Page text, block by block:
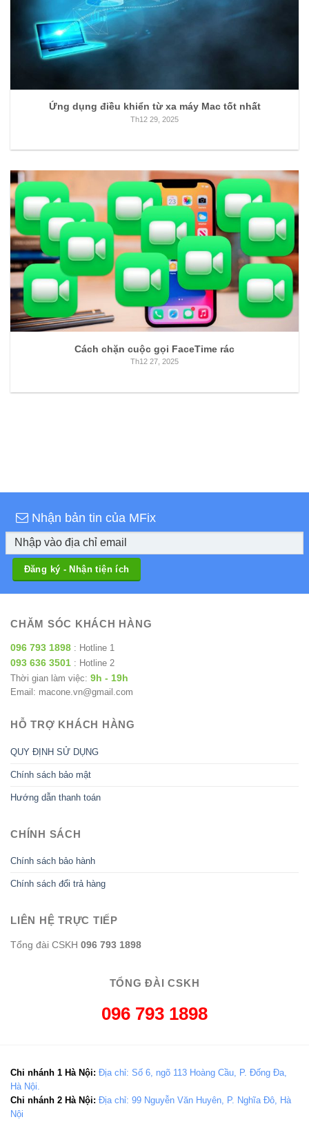
Ứng dụng điều khiển từ xa máy Mac tốt nhất
Th12 29, 2025
Cách chặn cuộc gọi FaceTime rác
Th12 27, 2025
Nhận bản tin của MFix
CHĂM SÓC KHÁCH HÀNG
096 793 1898 : Hotline 1
093 636 3501 : Hotline 2
Thời gian làm việc: 9h - 19h
Email: macone.vn@gmail.com
HỖ TRỢ KHÁCH HÀNG
QUY ĐỊNH SỬ DỤNG
Chính sách bảo mật
Hướng dẫn thanh toán
CHÍNH SÁCH
Chính sách bảo hành
Chính sách đổi trả hàng
LIÊN HỆ TRỰC TIẾP
Tổng đài CSKH 096 793 1898
TỔNG ĐÀI CSKH
096 793 1898
Chi nhánh 1 Hà Nội: Địa chỉ: Số 6, ngõ 113 Hoàng Cầu, P. Đống Đa,
Hà Nội.
Chi nhánh 2 Hà Nội: Địa chỉ: 99 Nguyễn Văn Huyên, P. Nghĩa Đô, Hà
Nội